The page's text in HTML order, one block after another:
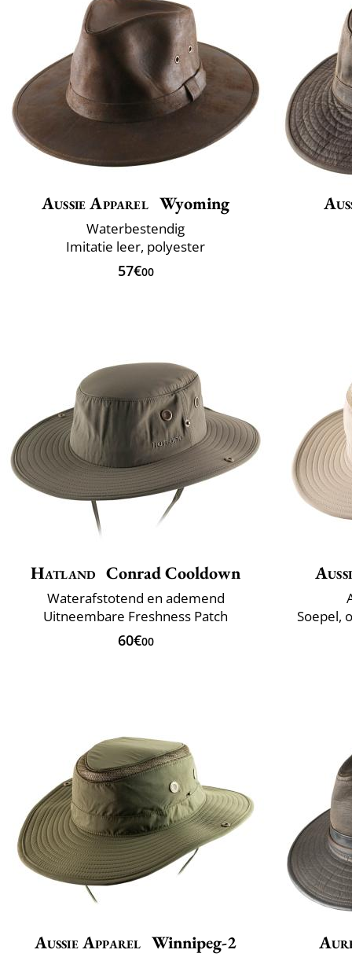
Aussie Apparel Wyoming
Waterbestendig
Imitatie leer, polyester
57€00
Hatland Conrad Cooldown
Waterafstotend en ademend
Uitneembare Freshness Patch
60€00
Soepel,
Aussie Apparel Winnipeg-2